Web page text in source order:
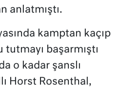
anlatmıştı.
kamptan kaçıp
tutmayı başarmıştı
o kadar şanslı
Horst Rosenthal,